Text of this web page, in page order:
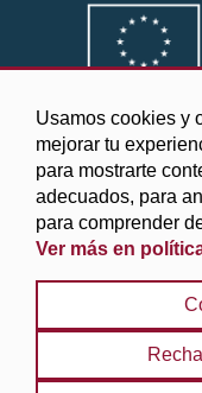
Usamos cookies y
mejorar tu
para mostrarte
adecuados, para
para comprender
Ver más en
©2025
Aviso legal y
Protección de